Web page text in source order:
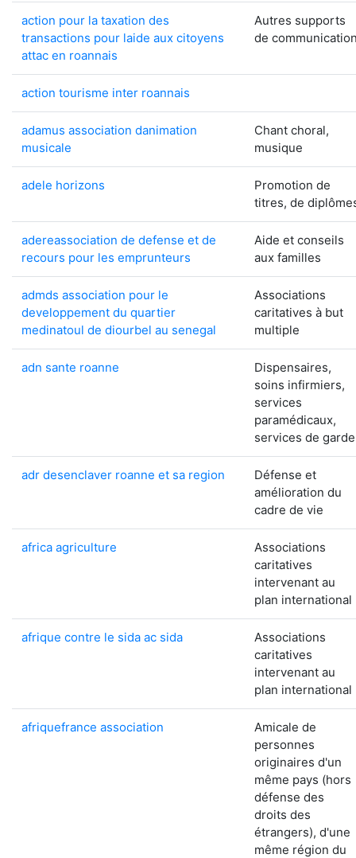
action pour la taxation des
transactions pour laide aux citoyens
attac en roannais
Autres supports
de
action tourisme inter roannais
adamus association danimation
musicale
Chant choral,
musique
adele horizons
Promotion de
titres, de
adereassociation de defense et de
recours pour les emprunteurs
Aide et conseils
aux familles
admds association pour le
developpement du quartier
medinatoul de diourbel au senegal
Associations
caritatives à but
multiple
adn sante roanne
Dispensaires,
soins infirmiers,
services
paramédicaux,
services de garde
adr desenclaver roanne et sa region
Défense et
amélioration du
cadre de vie
africa agriculture
Associations
caritatives
intervenant au
plan international
afrique contre le sida ac sida
Associations
caritatives
intervenant au
plan international
afriquefrance association
Amicale de
personnes
originaires d'un
même pays (hors
défense des
droits des
étrangers), d'une
même région du